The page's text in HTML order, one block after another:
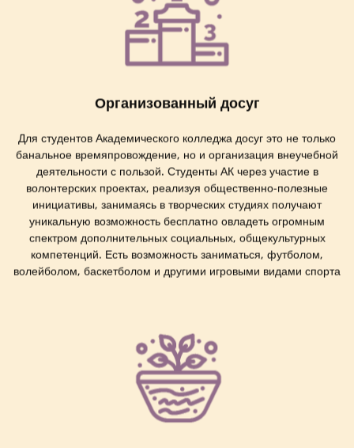
Организованный досуг
Для студентов Академического колледжа досуг это не только
банальное времяпровождение, но и организация внеучебной
деятельности с пользой. Студенты АК через участие в
волонтерских проектах, реализуя общественно-полезные
инициативы, занимаясь в творческих студиях получают
уникальную возможность бесплатно овладеть огромным
спектром дополнительных социальных, общекультурных
компетенций. Есть возможность заниматься, футболом,
волейболом, баскетболом и другими игровыми видами спорта